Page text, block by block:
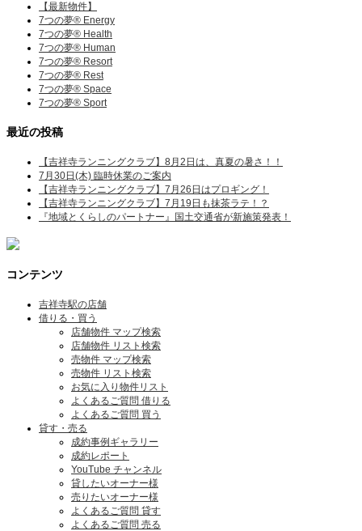
【最新物件】
7つの夢® Energy
7つの夢® Health
7つの夢® Human
7つの夢® Resort
7つの夢® Rest
7つの夢® Space
7つの夢® Sport
最近の投稿
【吉祥寺ランニングクラブ】8月2日は、真夏の暑さ！！
7月30日(木) 臨時休業のご案内
【吉祥寺ランニングクラブ】7月26日はプロギング！
【吉祥寺ランニングクラブ】7月19日も抹茶ラテ！？
『地域とくらしのパートナー』国土交通省が新施策発表！
コンテンツ
吉祥寺駅の店舗
借りる・買う
店舗物件 マップ検索
店舗物件 リスト検索
売物件 マップ検索
売物件 リスト検索
お気に入り物件リスト
よくあるご質問 借りる
よくあるご質問 買う
貸す・売る
成約事例ギャラリー
成約レポート
YouTube チャンネル
貸したいオーナー様
売りたいオーナー様
よくあるご質問 貸す
よくあるご質問 売る